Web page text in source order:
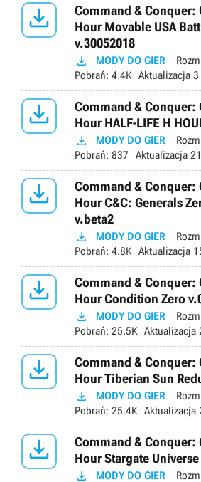

Command & Conquer:
Hour Movable USA
v.30052018
 MODY DO GIER
Pobrań: 4.4K Aktualizacja 3

Command & Conquer:
Hour HALF-LIFE H
 MODY DO GIER
Pobrań: 837 Aktualizacja

Command & Conquer:
Hour C&C: Generals
v.beta2
 MODY DO GIER
Pobrań: 4.8K Aktualizacja

Command & Conquer:
Hour Condition Zero
 MODY DO GIER
Pobrań: 25.5K Aktualizacja

Command & Conquer:
Hour Tiberian Sun
 MODY DO GIER
Pobrań: 25.4K Aktualizacja

Command & Conquer:
Hour Stargate
 MODY DO GIER